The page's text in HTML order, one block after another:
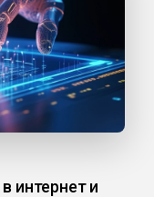
интернет и